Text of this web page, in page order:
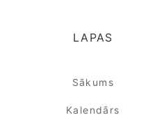
LAPAS
Sākums
Kalendārs